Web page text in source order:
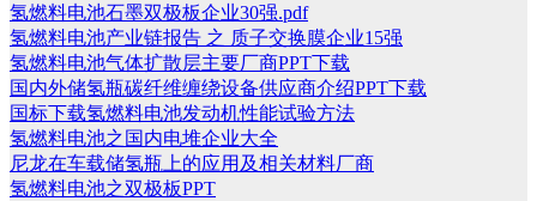
氢燃料电池石墨双极板企业30强.pdf
氢燃料电池产业链报告 之 质子交换膜企业15强
氢燃料电池气体扩散层主要厂商PPT下载
国内外储氢瓶碳纤维缠绕设备供应商介绍PPT下载
国标下载氢燃料电池发动机性能试验方法
氢燃料电池之国内电堆企业大全
尼龙在车载储氢瓶上的应用及相关材料厂商
氢燃料电池之双极板PPT